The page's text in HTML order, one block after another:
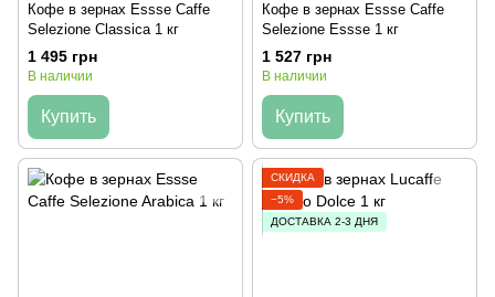
Кофе в зернах Essse Caffe
Selezione Classica 1 кг
1 495 грн
В наличии
Купить
Кофе в зернах Essse Caffe
Selezione Essse 1 кг
1 527 грн
В наличии
Купить
СКИДКА
−5%
ДОСТАВКА 2-3 ДНЯ